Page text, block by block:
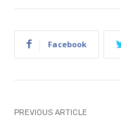
Facebook
PREVIOUS ARTICLE